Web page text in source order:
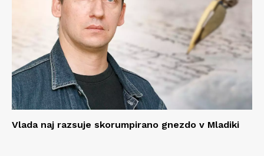
Vlada naj razsuje skorumpirano gnezdo v Mladiki